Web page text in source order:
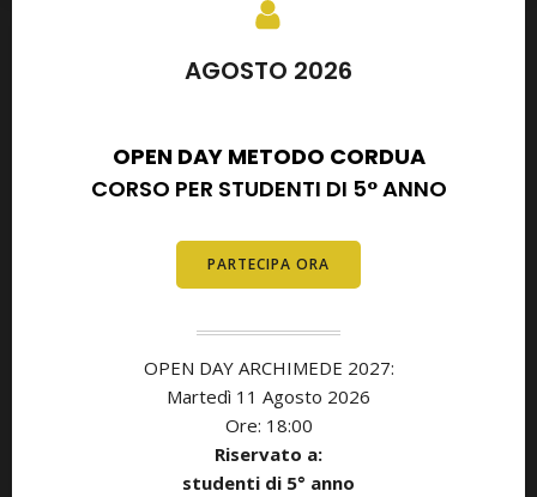
AGOSTO 2026
OPEN DAY METODO CORDUA
CORSO PER STUDENTI DI 5° ANNO
PARTECIPA ORA
OPEN DAY ARCHIMEDE 2027:
Martedì 11 Agosto 2026
Ore: 18:00
Riservato a:
studenti di 5° anno